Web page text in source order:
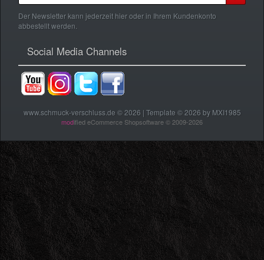
Der Newsletter kann jederzeit hier oder in Ihrem Kundenkonto
abbestellt werden.
Social Media Channels
www.schmuck-verschluss.de © 2026 | Template © 2026 by MXI1985
modified eCommerce Shopsoftware © 2009-2026